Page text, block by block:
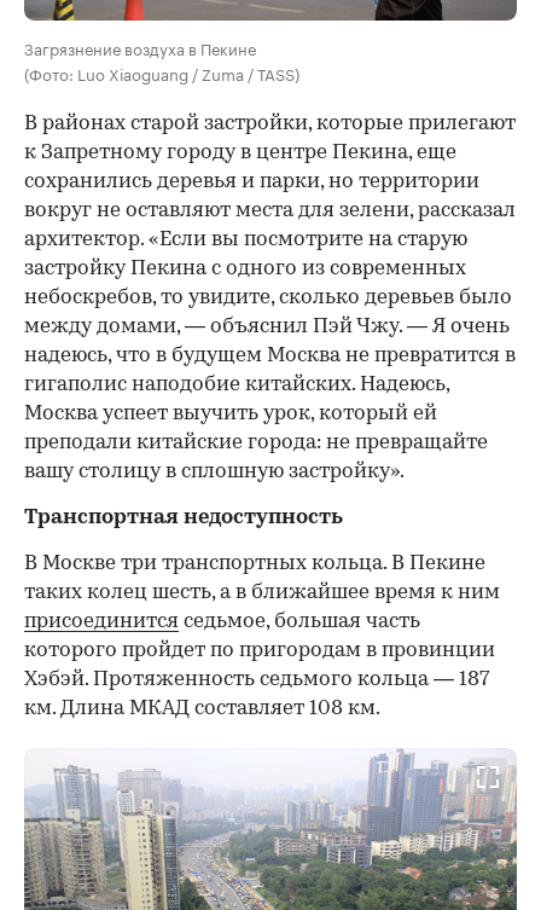
Загрязнение воздуха в Пекине
(Фото: Luo Xiaoguang / Zuma / TASS)
В районах старой застройки, которые прилегают
к Запретному городу в центре Пекина, еще
сохранились деревья и парки, но территории
вокруг не оставляют места для зелени, рассказал
архитектор. «Если вы посмотрите на старую
застройку Пекина с одного из современных
небоскребов, то увидите, сколько деревьев было
между домами, — объяснил Пэй Чжу. — Я очень
надеюсь, что в будущем Москва не превратится в
гигаполис наподобие китайских. Надеюсь,
Москва успеет выучить урок, который ей
преподали китайские города: не превращайте
вашу столицу в сплошную застройку».
Транспортная недоступность
В Москве три транспортных кольца. В Пекине
таких колец шесть, а в ближайшее время к ним
присоединится седьмое, большая часть
которого пройдет по пригородам в провинции
Хэбэй. Протяженность седьмого кольца — 187
км. Длина МКАД составляет 108 км.